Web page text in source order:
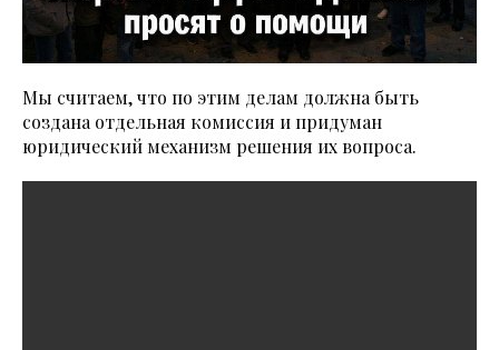
Мы считаем, что по этим делам должна быть
создана отдельная комиссия и придуман
юридический механизм решения их вопроса.